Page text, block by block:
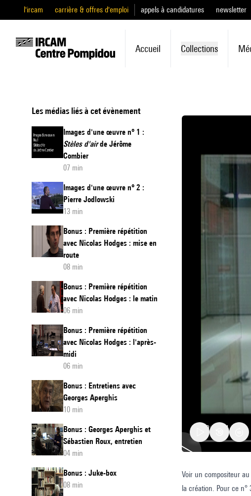
l'ircam carrière & offres d'emploi appels à candidatures newsletter
Accueil Collections
Les médias liés à cet évènement
Images d'une œuvre n° 1 :
Stèles d'airde Jérôme
Combier
07 min
Images d'une œuvre n° 2 :
Pierre Jodlowski
13 min
Bonus : Première répétition
avec Nicolas Hodges : mise en
route
08 min
Bonus : Première répétition
avec Nicolas Hodges : le matin
06 min
Bonus : Première répétition
avec Nicolas Hodges : l'après-
midi
06 min
Bonus : Entretiens avec
Georges Aperghis
10 min
Bonus : Georges Aperghis et
Sébastien Roux, entretien
04 min
Bonus : Juke-box
08 min
Images
d'une
Voir un compositeur
la création. Pour ce